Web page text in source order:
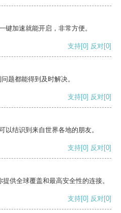
键加速就能开启，非常方便。
支持[0] 反对[0]
题都能得到及时解决。
支持[0] 反对[0]
以结识到来自世界各地的朋友。
支持[0] 反对[0]
供全球覆盖和最高安全性的连接。
支持[0] 反对[0]